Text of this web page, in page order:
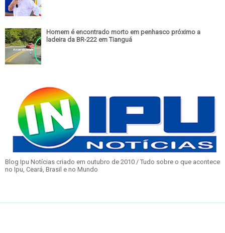
Homem é encontrado morto em penhasco próximo a
ladeira da BR-222 em Tianguá
Blog Ipu Notícias criado em outubro de 2010 / Tudo sobre o que acontece
no Ipu, Ceará, Brasil e no Mundo